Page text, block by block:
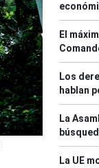
El
Los
hablan
La
La UE